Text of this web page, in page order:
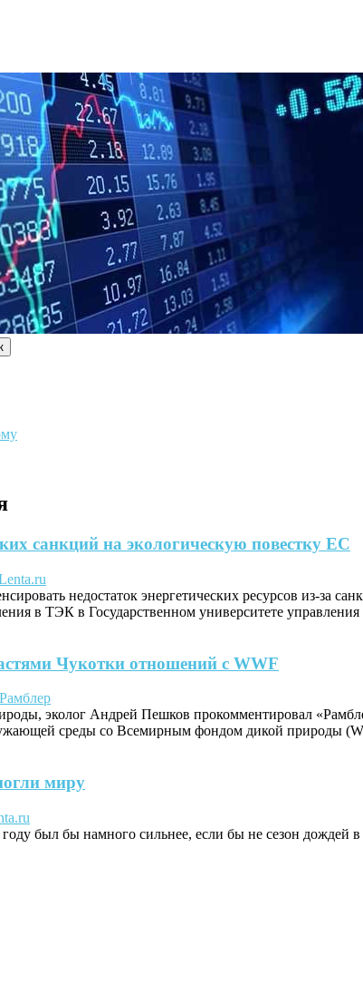
санкций на экологическую повестку ЕС
недостаток энергетических ресурсов из-за
в ТЭК в Государственном университете
Чукотки отношений с WWF
Рамблер
эколог Андрей Пешков прокомментировал
среды со Всемирным фондом дикой природы
миру
был бы намного сильнее, если бы не сезон